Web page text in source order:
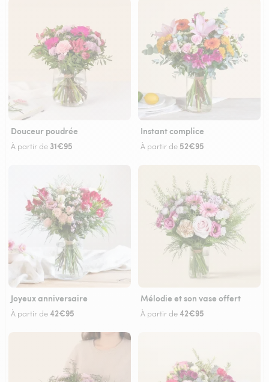
Douceur poudrée
À partir de 31€95
Instant complice
À partir de 52€95
Joyeux anniversaire
À partir de42€95
Mélodie et son vase offert
À partir de42€95